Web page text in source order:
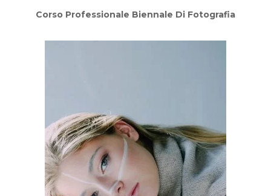
Corso Professionale Biennale Di Fotografia